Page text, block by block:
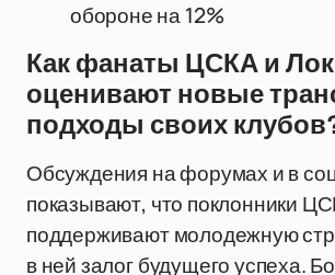
обороне на 12%
Как фанаты ЦСКА и
оценивают новые
подходы своих
Обсуждения на форумах и в
показывают, что поклонники
поддерживают молодежную
в ней залог будущего успеха.